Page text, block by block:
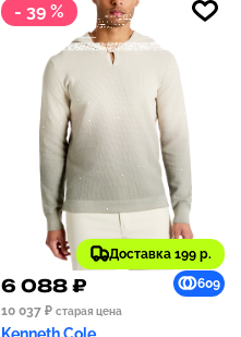
- 39 %
Доставка 199 р.
6 088 ₽
609
10 037 ₽ старая цена